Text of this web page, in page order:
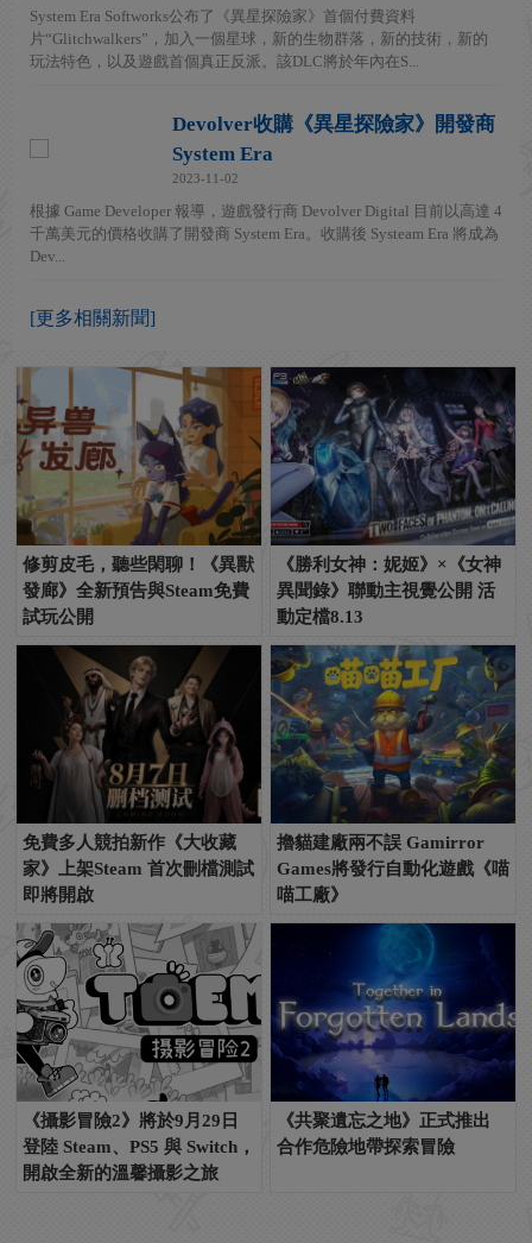
System Era Softworks公布了《異星探險家》首個付費資料
片“Glitchwalkers”，加入一個星球，新的生物群落，新的技術，新的
玩法特色，以及遊戲首個真正反派。該DLC將於年內在S...
Devolver收購《異星探險家》開發商
System Era
2023-11-02
根據 Game Developer 報導，遊戲發行商 Devolver Digital 目前以高達 4
千萬美元的價格收購了開發商 System Era。收購後 Systeam Era 將成為
Dev...
[更多相關新聞]
修剪皮毛，聽些閑聊！《異獸
發廊》全新預告與Steam免費
試玩公開
《勝利女神：妮姬》×《女神
異聞錄》聯動主視覺公開 活
動定檔8.13
免費多人競拍新作《大收藏
家》上架Steam 首次刪檔測試
即將開啟
擼貓建廠兩不誤 Gamirror
Games將發行自動化遊戲《喵
喵工廠》
《攝影冒險2》將於9月29日
登陸 Steam、PS5 與 Switch，
開啟全新的溫馨攝影之旅
《共聚遺忘之地》正式推出
合作危險地帶探索冒險